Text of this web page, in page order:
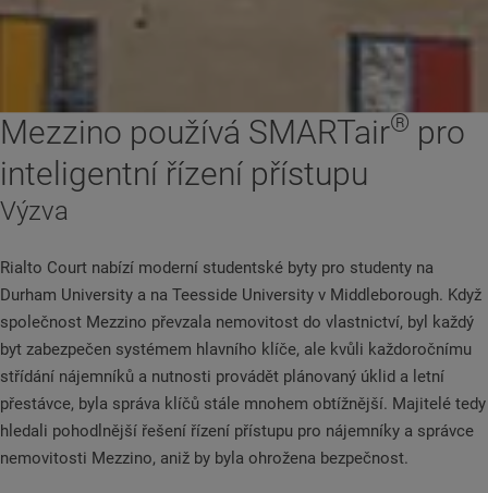
Mezzino používá SMARTair® pro
inteligentní řízení přístupu
Výzva
Rialto Court nabízí moderní studentské byty pro studenty na
Durham University a na Teesside University v Middleborough. Když
společnost Mezzino převzala nemovitost do vlastnictví, byl každý
byt zabezpečen systémem hlavního klíče, ale kvůli každoročnímu
střídání nájemníků a nutnosti provádět plánovaný úklid a letní
přestávce, byla správa klíčů stále mnohem obtížnější. Majitelé tedy
hledali pohodlnější řešení řízení přístupu pro nájemníky a správce
nemovitosti Mezzino, aniž by byla ohrožena bezpečnost.